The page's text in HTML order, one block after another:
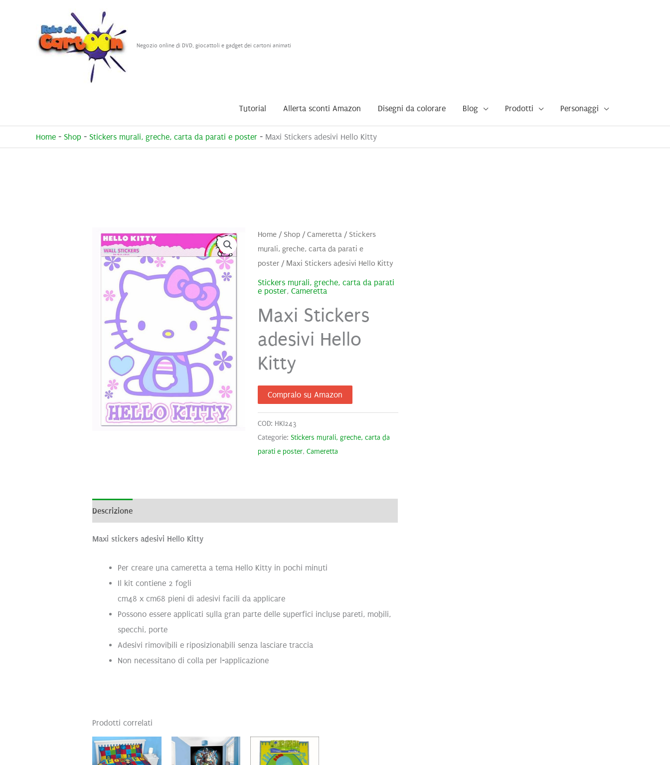
Negozio online di DVD, giocattoli e gadget dei cartoni animati
Tutorial Allerta sconti Amazon Disegni da colorare Blog Prodotti Personaggi
Home - Shop - Stickers murali, greche, carta da parati e poster - Maxi Stickers adesivi Hello Kitty
Home/ Shop/ Cameretta/ Stickers
murali, greche, carta da parati e
poster/ Maxi Stickers adesivi Hello Kitty
Stickers murali, greche, carta da parati
e poster, Cameretta
Maxi Stickers
adesivi Hello
Kitty
Compralo su Amazon
COD: HKI243
Categorie: Stickers murali, greche, carta da
parati e poster, Cameretta
Descrizione
Maxi stickers adesivi Hello Kitty
Per creare una cameretta a tema Hello Kitty in pochi minuti
Il kit contiene 2 fogli
cm48 x cm68 pieni di adesivi facili da applicare
Possono essere applicati sulla gran parte delle superfici incluse pareti, mobili,
specchi, porte
Adesivi rimovibili e riposizionabili senza lasciare traccia
Non necessitano di colla per l-applicazione
Prodotti correlati